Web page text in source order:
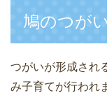
鳩のつが
つがいが形成され
み子育てが行われ